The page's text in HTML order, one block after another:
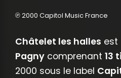
℗ 2000 Capitol Music France
Châtelet les halles est
Pagny comprenant 13
2000 sous le label